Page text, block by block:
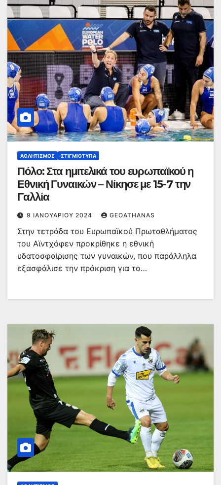
ΑΘΛΗΤΙΣΜΌΣ ΣΤΙΓΜΙΌΤΥΠΑ
Πόλο: Στα ημιτελικά του ευρωπαϊκού η
Εθνική Γυναικών – Νίκησε με 15-7 την
Γαλλία
9 ΙΑΝΟΥΑΡΊΟΥ 2024 GEOATHANAS
Στην τετράδα του Ευρωπαϊκού Πρωταθλήματος
του Αϊντχόφεν προκρίθηκε η εθνική
υδατοσφαίρισης των γυναικών, που παράλληλα
εξασφάλισε την πρόκριση για το…